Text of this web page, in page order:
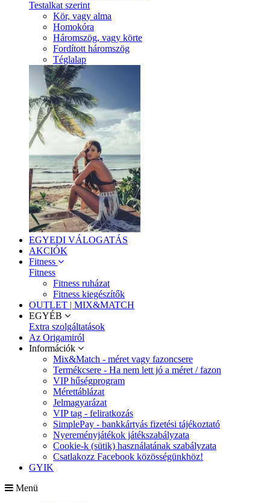
Testalkat szerint
Kör, vagy alma
Homokóra
Háromszög, vagy körte
Fordított háromszög
Téglalap
EGYEDI VÁLOGATÁS
AKCIÓK
Fitness
Fitness
Fitness ruházat
Fitness kiegészítők
OUTLET | MIX&MATCH
EGYÉB
Extra szolgáltatások
Az Origamiról
Információk
Mix&Match - méret vagy fazoncsere
Termékcsere - Ha nem lett jó a méret / fazon
VIP hűségprogram
Mérettáblázat
Jelmagyarázat
VIP tag - feliratkozás
SimplePay - bankkártyás fizetési tájékoztató
Nyereményjátékok játékszabályzata
Cookie-k (sütik) használatának szabályzata
Csatlakozz Facebook közösségünkhöz!
GYIK
Menü